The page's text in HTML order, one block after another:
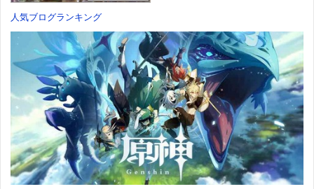
人気ブログランキング